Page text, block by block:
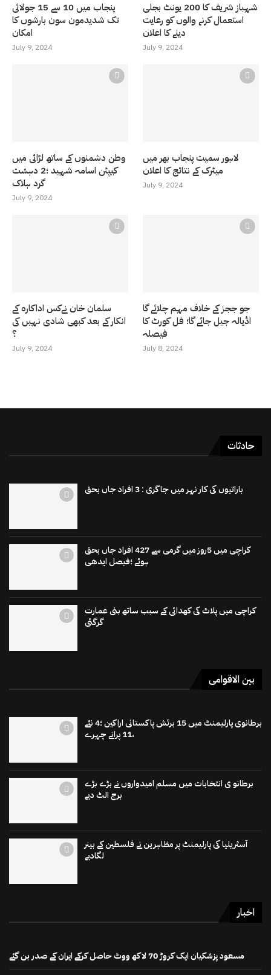
پنجاب میں 10 سے 15 جولائی
تک شدیدمون سون بارشوں کا
امکان
July 9, 2024
شہباز شریف کا 200 یونٹ بجلی
استعمال کرنے والوں کو رعایت
دینے کا اعلان
July 9, 2024
وطن دشمنوں کے ساتھ لڑائی میں
کیپٹن اسامہ شہید ؛2 دہشت
گرد ہلاک
July 9, 2024
لاہور سمیت پنجاب بھر میں
میٹرک کے نتائج کا اعلان
July 9, 2024
سلمان خان نےکس اداکارہ کے
انکار کے بعد کبھی شادی نہیں کی
؟
July 9, 2024
جو ججز کے خلاف مہم چلائے گا
اڈیالہ جیل جائے گا؛ فل کورٹ کا
فیصلہ
July 8, 2024
حادثات
باراتیوں کی کار نہر میں جاگری : 3 افراد جاں بحق
کراچی میں 5روز میں گرمی سے 427 افراد جاں بحق
ہوئے ؛فیصل ایدھی
کراچی میں پلاٹ کی کھدائی کے سبب ساتھ بنی عمارت
گرگئی
بین الاقوامی
برطانوی پارلیمنٹ میں 15 برٹش پاکستانی اراکین ؛4 نئے
،11 پرانے چہرے
برطانو ی انتخابات میں مسلم امیدواروں نے بڑے بڑے
برج الٹ دیے
آسٹریلیا کی پارلیمنٹ پر مظاہرین نے فلسطین کے بینر
لگادیے
اخبار
مسعود پزشکیان ایک کروڑ 70 لاکھ ووٹ حاصل کرکے ایران کے صدر بن گئے